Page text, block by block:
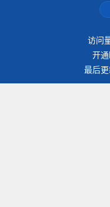
访问
开通
最后更